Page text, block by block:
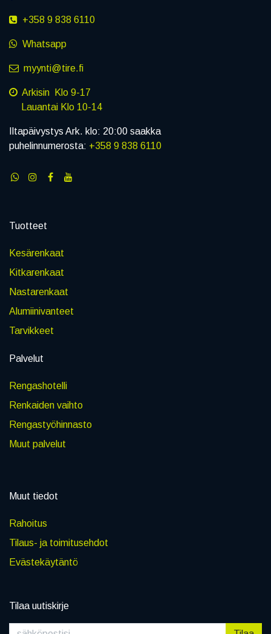
+358 9 838 6110
Whatsapp
myynti@tire.fi
Arkisin Klo 9-17
Lauantai Klo 10-14
Iltapäivystys Ark. klo: 20:00 saakka
puhelinnumerosta: +358 9 838 6110
Tuotteet
Kesärenkaat
Kitkarenkaat
Nastarenkaat
Alumiinivanteet
Tarvikkeet
Palvelut
Rengashotelli
Renkaiden vaihto
Rengastyöhinnasto
Muut palvelut
Muut tiedot
Rahoitus
Tilaus- ja toimitusehdot
Evästekäytäntö
Tilaa uutiskirje